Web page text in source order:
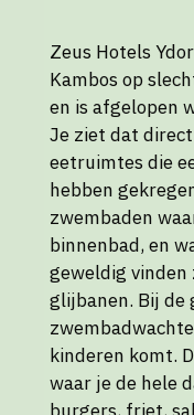
Zeus Hotels
Kambos op
en is afgelopen
Je ziet dat
eetruimtes die
hebben
zwembaden
binnenbad, en
geweldig
glijbanen. Bij de
kinderen komt.
waar je de hele